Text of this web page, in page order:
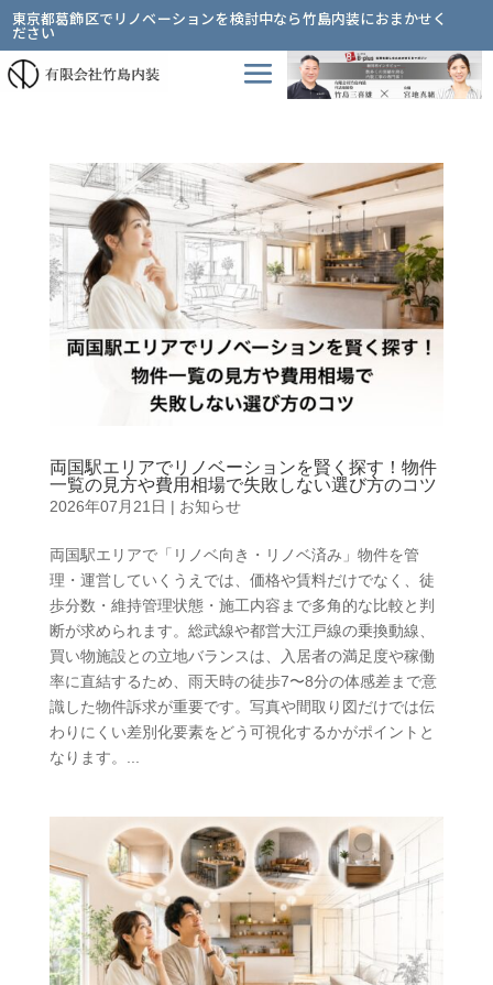
東京都葛飾区でリノベーションを検討中なら竹島内装におまかせく
ださい
両国駅エリアでリノベーションを賢く探す！物件
一覧の見方や費用相場で失敗しない選び方のコツ
2026年07月21日 | お知らせ
両国駅エリアで「リノベ向き・リノベ済み」物件を管
理・運営していくうえでは、価格や賃料だけでなく、徒
歩分数・維持管理状態・施工内容まで多角的な比較と判
断が求められます。総武線や都営大江戸線の乗換動線、
買い物施設との立地バランスは、入居者の満足度や稼働
率に直結するため、雨天時の徒歩7〜8分の体感差まで意
識した物件訴求が重要です。写真や間取り図だけでは伝
わりにくい差別化要素をどう可視化するかがポイントと
なります。...